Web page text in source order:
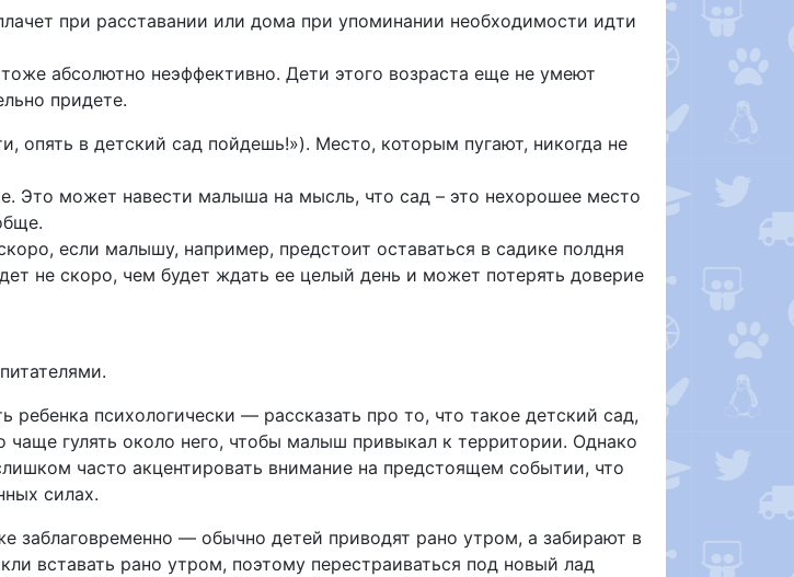
при расставании или дома при упоминании необходимости идти
абсолютно неэффективно. Дети этого возраста еще не умеют
придете.
опять в детский сад пойдешь!»). Место, которым пугают, никогда не
Это может навести малыша на мысль, что сад – это нехорошее место
если малышу, например, предстоит оставаться в садике полдня
не скоро, чем будет ждать ее целый день и может потерять доверие
психологически — рассказать про то, что такое детский сад,
гулять около него, чтобы малыш привыкал к территории. Однако
часто акцентировать внимание на предстоящем событии, что
силах.
заблаговременно — обычно детей приводят рано утром, а забирают в
вставать рано утром, поэтому перестраиваться под новый лад